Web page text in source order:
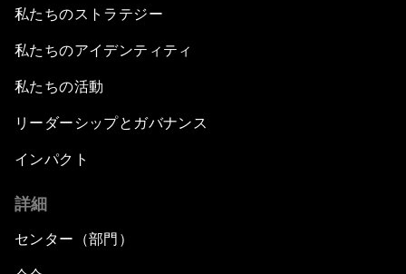
私たちのストラテジー
私たちのアイデンティティ
私たちの活動
リーダーシップとガバナンス
インパクト
詳細
センター（部門）